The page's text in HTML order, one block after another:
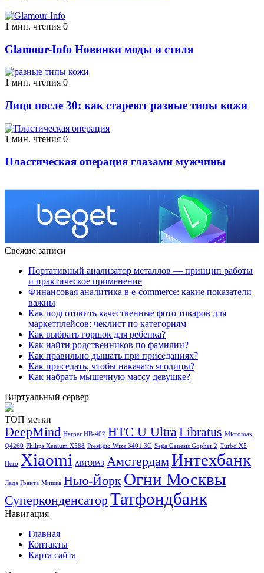
1 мин. чтения 0
Glamour-Info Новинки моды и стиля
1 мин. чтения 0
Лицо после 30: как стареют разные типы кожи
1 мин. чтения 0
Пластическая операция глазами мужчины
Свежие записи
Портативный анализатор металлов — принцип работы
и практическое применение
Финансовая аналитика в e-commerce: какие показатели
важны
Как подготовить качественные фото товаров для
маркетплейсов: чеклист по категориям
Как выбрать горшок для ребенка?
Как найти родственников по фамилии?
Как правильно дышать при приседаниях?
Как приседать, чтобы накачать ягодицы?
Как набрать мышечную массу девушке?
Виртуальный сервер
ТОП метки
DeepMind Harper HB-402 HTC U UltraLibratus Micromax
Q4260 Philips Xenium X588 Prestigio Wize 3401 3G Sega Genesis Gopher 2 Turbo X5
Hero Xiaomi АВТОВАЗ АмстердамИнтехбанк
Лада Гранта Мишка Нью-Йорк Огни Москвы
СуперконденсаторТатфондбанк
Навигация
Главная
Контакты
Карта сайта